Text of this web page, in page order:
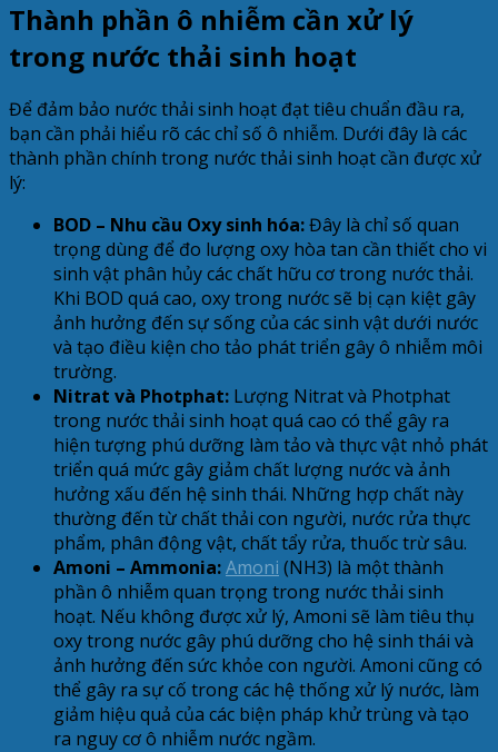
Thành phần ô nhiễm cần xử lý
trong nước thải sinh hoạt
Để đảm bảo nước thải sinh hoạt đạt tiêu chuẩn đầu ra,
bạn cần phải hiểu rõ các chỉ số ô nhiễm. Dưới đây là các
thành phần chính trong nước thải sinh hoạt cần được xử
lý:
BOD – Nhu cầu Oxy sinh hóa:Đây là chỉ số quan
trọng dùng để đo lượng oxy hòa tan cần thiết cho vi
sinh vật phân hủy các chất hữu cơ trong nước thải.
Khi BOD quá cao, oxy trong nước sẽ bị cạn kiệt gây
ảnh hưởng đến sự sống của các sinh vật dưới nước
và tạo điều kiện cho tảo phát triển gây ô nhiễm môi
trường.
Nitrat và Photphat: Lượng Nitrat và Photphat
trong nước thải sinh hoạt quá cao có thể gây ra
hiện tượng phú dưỡng làm tảo và thực vật nhỏ phát
triển quá mức gây giảm chất lượng nước và ảnh
hưởng xấu đến hệ sinh thái. Những hợp chất này
thường đến từ chất thải con người, nước rửa thực
phẩm, phân động vật, chất tẩy rửa, thuốc trừ sâu.
Amoni – Ammonia:Amoni (NH3) là một thành
phần ô nhiễm quan trọng trong nước thải sinh
hoạt. Nếu không được xử lý, Amoni sẽ làm tiêu thụ
oxy trong nước gây phú dưỡng cho hệ sinh thái và
ảnh hưởng đến sức khỏe con người. Amoni cũng có
thể gây ra sự cố trong các hệ thống xử lý nước, làm
giảm hiệu quả của các biện pháp khử trùng và tạo
ra nguy cơ ô nhiễm nước ngầm.